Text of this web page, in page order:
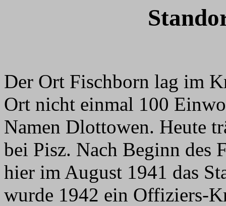
Der Ort Fischborn lag im
Ort nicht einmal 100
Namen Dlottowen. Heute
bei Pisz. Nach Beginn des
hier im August 1941 das
wurde 1942 ein Offiziers-